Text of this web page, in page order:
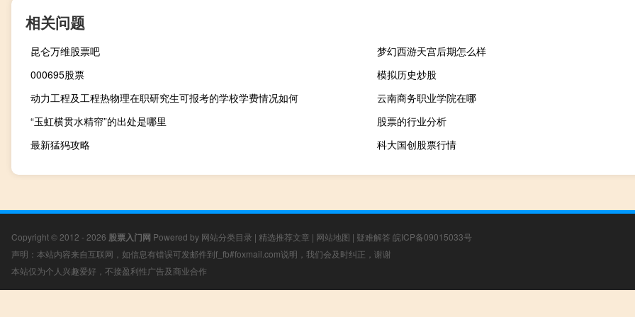
相关问题
昆仑万维股票吧
梦幻西游天宫后期怎么样
000695股票
模拟历史炒股
动力工程及工程热物理在职研究生可报考的学校学费情况如何
云南商务职业学院在哪
“玉虹横贯水精帘”的出处是哪里
股票的行业分析
最新猛犸攻略
科大国创股票行情
Copyright © 2012 - 2026 股票入门网 Powered by 网站分类目录 | 精选推荐文章 | 网站地图 | 疑难解答 皖ICP备09015033号
声明：本站内容来自互联网，如信息有错误可发邮件到f_fb#foxmail.com说明，我们会及时纠正，谢谢
本站仅为个人兴趣爱好，不接盈利性广告及商业合作